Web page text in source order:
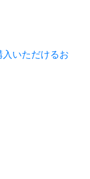
いただけるお